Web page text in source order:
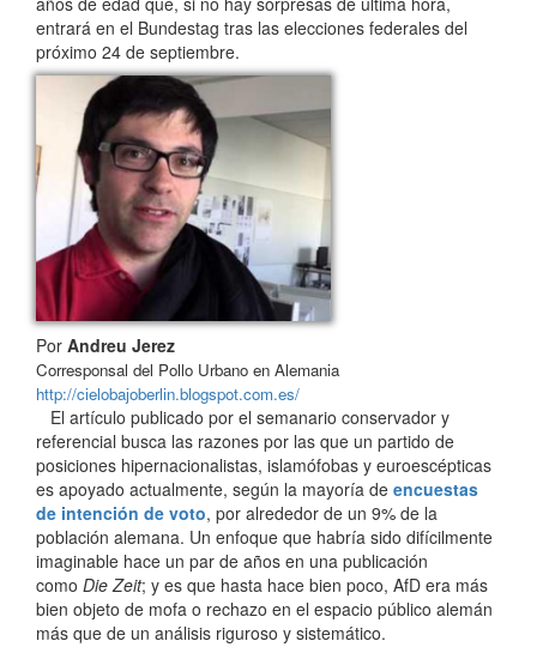
entrará en el Bundestag tras las elecciones federales del
próximo 24 de septiembre.
Por Andreu Jerez
Corresponsal del Pollo Urbano en Alemania
http://cielobajoberlin.blogspot.com.es/
El artículo publicado por el semanario conservador y
referencial busca las razones por las que un partido de
posiciones hipernacionalistas, islamófobas y euroescépticas
es apoyado actualmente, según la mayoría de encuestas
de intención de voto, por alrededor de un 9% de la
población alemana. Un enfoque que habría sido difícilmente
imaginable hace un par de años en una publicación
como Die Zeit; y es que hasta hace bien poco, AfD era más
bien objeto de mofa o rechazo en el espacio público alemán
más que de un análisis riguroso y sistemático.